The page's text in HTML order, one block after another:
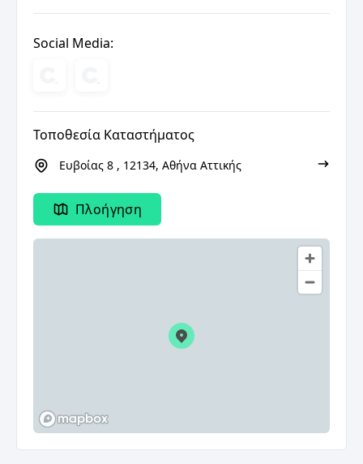
Social Media:
Τοποθεσία Καταστήματος
Ευβοίας 8 , 12134, Αθήνα Αττικής
Πλοήγηση